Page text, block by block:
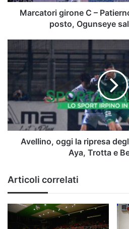
Ogunseye
10
Marcatori girone C –
posto, Ogunseye
oggi
ripresa
allenamenti:
ai
box
Aya,
TrottaAvellino, oggi la ripresa
Aya, Trotta e
Articoli correlati